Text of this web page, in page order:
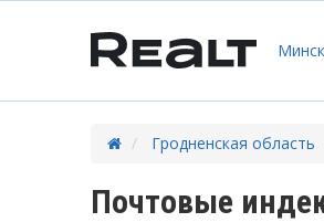
Минск
Гродненская область
Почтовые